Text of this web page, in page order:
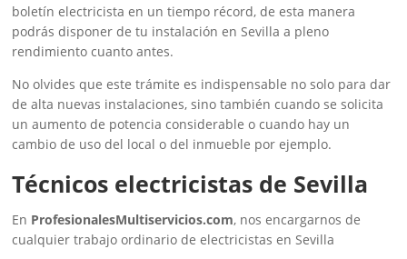
boletín electricista en un tiempo récord, de esta manera
podrás disponer de tu instalación en Sevilla a pleno
rendimiento cuanto antes.
No olvides que este trámite es indispensable no solo para dar
de alta nuevas instalaciones, sino también cuando se solicita
un aumento de potencia considerable o cuando hay un
cambio de uso del local o del inmueble por ejemplo.
Técnicos electricistas de Sevilla
En ProfesionalesMultiservicios.com, nos encargarnos de
cualquier trabajo ordinario de electricistas en Sevilla